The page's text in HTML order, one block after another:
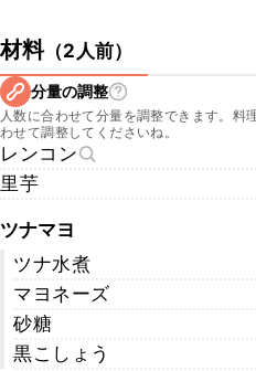
材料（2人前）
分量の調整
人数に合わせて分量を調整できます。料
わせて調整してくださいね。
レンコン
里芋
ツナマヨ
ツナ水煮
マヨネーズ
砂糖
黒こしょう